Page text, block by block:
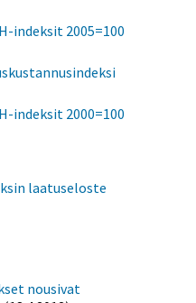
indeksit 2005=100
indeksit 2000=100
laatuseloste
nousivat